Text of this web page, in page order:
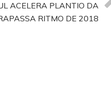
ACELERA PLANTIO DA
RITMO DE 2018